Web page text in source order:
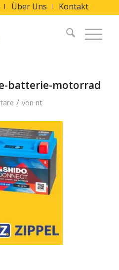
Über Uns Kontakt
batterie-motorrad
/ von nt